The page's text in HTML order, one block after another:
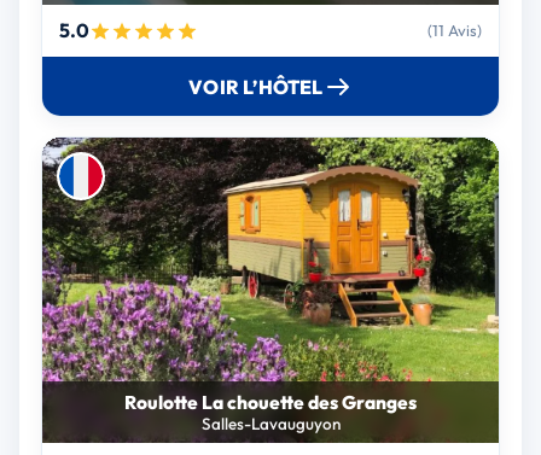
5.0 (11 Avis)
VOIR L’HÔTEL
Roulotte La chouette des Granges
Salles-Lavauguyon